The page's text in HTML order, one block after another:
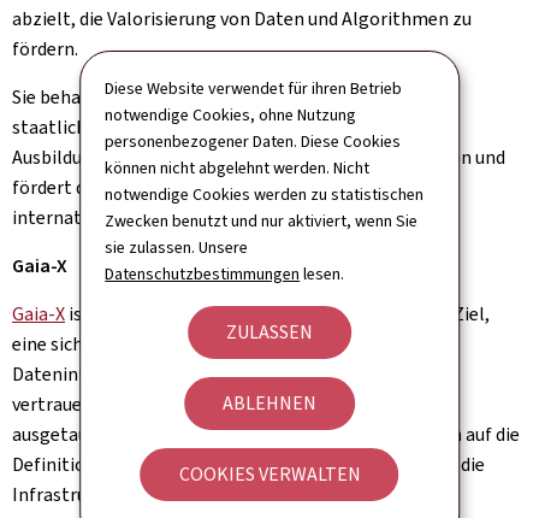
Diese Website verwendet für ihren Betrieb
notwendige Cookies, ohne Nutzung
personenbezogener Daten. Diese Cookies
können nicht abgelehnt werden. Nicht
notwendige Cookies werden zu statistischen
Zwecken benutzt und nur aktiviert, wenn Sie
sie zulassen. Unsere
Datenschutzbestimmungen lesen.
ZULASSEN
ABLEHNEN
COOKIES VERWALTEN
abzielt, die Valorisierung von Daten und Algorithmen zu
fördern.
Sie behandelt verschiedene Themen wie Stärkung der
staatlichen Infrastruktur und der Vertrauensdienste,
Ausbildung, Talentgewinnung und -bindung, Innovation und
fördert die Zusammenarbeit auf nationaler und
internationaler Ebene.
Gaia-X
Gaia-Xist eine europäische Initiative (AISBL) mit dem Ziel,
eine sichere, transparente und interoperable
Dateninfrastruktur zu schaffen, in der Daten in einem
vertrauensvollen Rahmen verfügbar gemacht und
ausgetauscht werden können. Gaia-X konzentriert sich auf die
Definition von Spezifikationen, Standards und Regeln, die
Infrastrukturen und Dienste einhalten müssen.